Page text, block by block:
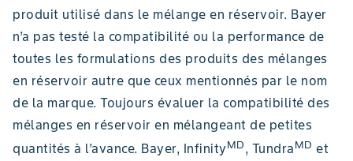
produit utilisé dans le mélange en réservoir. Bayer
n’a pas testé la compatibilité ou la performance de
toutes les formulations des produits des mélanges
en réservoir autre que ceux mentionnés par le nom
de la marque. Toujours évaluer la compatibilité des
mélanges en réservoir en mélangeant de petites
quantités à l’avance. Bayer, InfinityMD, TundraMD et